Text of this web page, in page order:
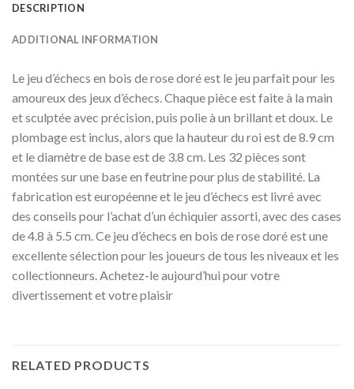
DESCRIPTION
ADDITIONAL INFORMATION
Le jeu d’échecs en bois de rose doré est le jeu parfait pour les
amoureux des jeux d’échecs. Chaque pièce est faite à la main
et sculptée avec précision, puis polie à un brillant et doux. Le
plombage est inclus, alors que la hauteur du roi est de 8.9 cm
et le diamètre de base est de 3.8 cm. Les 32 pièces sont
montées sur une base en feutrine pour plus de stabilité. La
fabrication est européenne et le jeu d’échecs est livré avec
des conseils pour l’achat d’un échiquier assorti, avec des cases
de 4.8 à 5.5 cm. Ce jeu d’échecs en bois de rose doré est une
excellente sélection pour les joueurs de tous les niveaux et les
collectionneurs. Achetez-le aujourd’hui pour votre
divertissement et votre plaisir
RELATED PRODUCTS